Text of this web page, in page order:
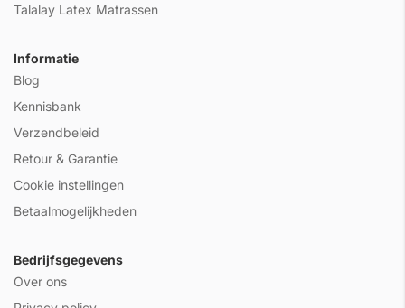
Talalay Latex Matrassen
Informatie
Blog
Kennisbank
Verzendbeleid
Retour & Garantie
Cookie instellingen
Betaalmogelijkheden
Bedrijfsgegevens
Over ons